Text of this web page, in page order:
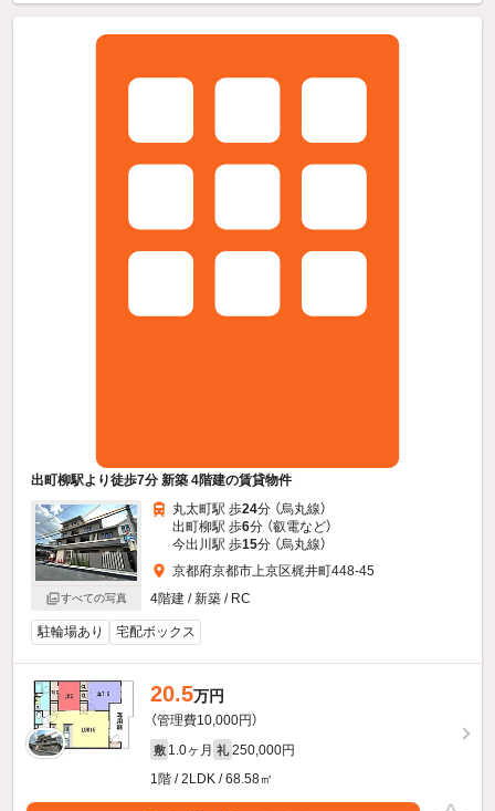
出町柳駅より徒歩7分 新築 4階建の賃貸物件
すべての写真
丸太町駅 歩24分 （烏丸線）
出町柳駅 歩6分 （叡電など）
今出川駅 歩15分 （烏丸線）
京都府京都市上京区梶井町448-45
4階建 / 新築 / RC
駐輪場あり 宅配ボックス
20.5万円
（管理費10,000円）
敷 1.0ヶ月 礼 250,000円
1階 / 2LDK / 68.58㎡